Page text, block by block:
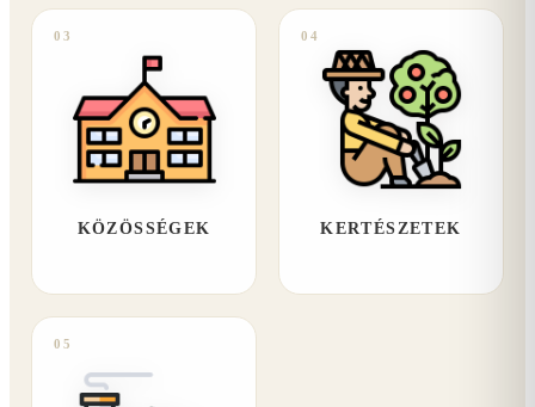
03
KÖZÖSSÉGEK
04
KERTÉSZETEK
05